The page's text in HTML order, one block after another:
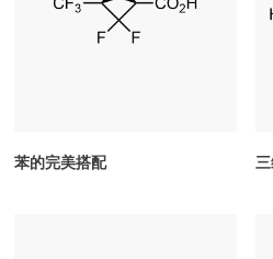
苯的完美搭配